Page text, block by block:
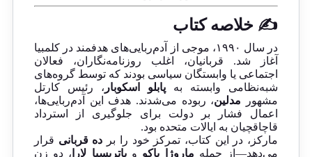
✍️ خلاصه کتاب
در سال ۱۹۹۰، موجی از آدم‌ربایی‌های هدفمند در کلمبیا
آغاز شد. قربانیان، اغلب روزنامه‌نگاران، فعالان
اجتماعی یا وابستگان سیاسی بودند که توسط گروه‌های
شبه‌نظامی وابسته به پابلو اسکوبار ، رئیس کارتل
مشهور مدلین، ربوده می‌شدند. هدف این آدم‌ربایی‌ها،
اعمال فشار بر دولت برای جلوگیری از استرداد
قاچاقچیان به ایالات متحده بود.
مارکز، در این کتاب، تمرکز خود را بر ده قربانی قرار
می‌دهد—از جمله ماروژا پاکو وپاتریسیا لارا ، دو زن